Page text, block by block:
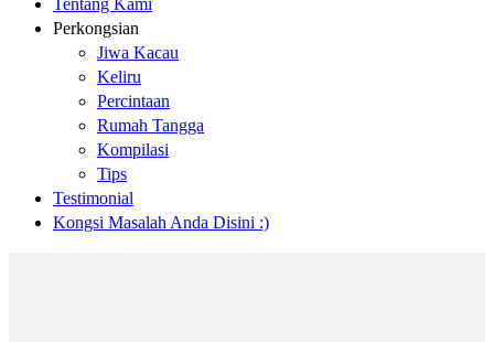
Tentang Kami
Perkongsian
Jiwa Kacau
Keliru
Percintaan
Rumah Tangga
Kompilasi
Tips
Testimonial
Kongsi Masalah Anda Disini :)